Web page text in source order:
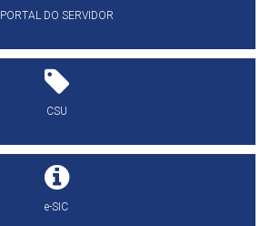
PORTAL DO SERVIDOR
CSU
e-SIC